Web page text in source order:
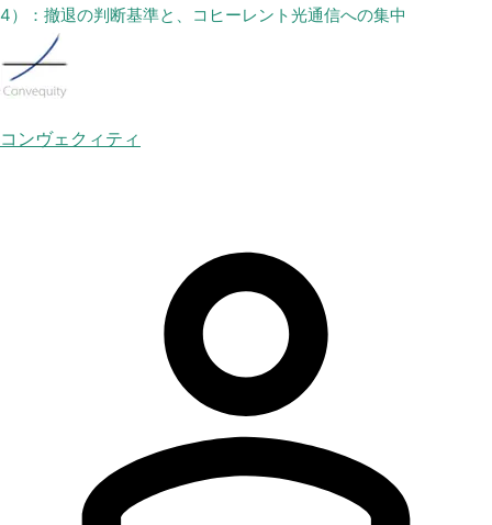
4）：撤退の判断基準と、コヒーレント光通信への集中
コンヴェクィティ